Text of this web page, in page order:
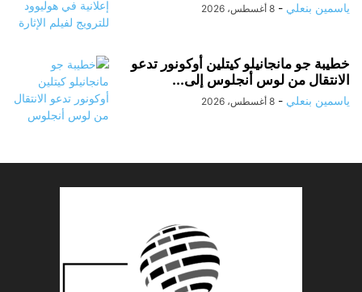
ياسمين بنعلي - 8 أغسطس، 2026
خطيبة جو مانجانيلو كيتلين أوكونور تدعو
الانتقال من لوس أنجلوس إلى...
ياسمين بنعلي - 8 أغسطس، 2026